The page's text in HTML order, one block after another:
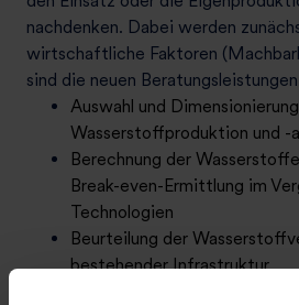
nachdenken. Dabei werden
wirtschaftliche Faktoren
sind die neuen
Auswahl und
Wasserstoffproduktion und -
Berechnung der
Break-even-Ermittlung im
Technologien
Beurteilung der
bestehender Infrastruktur
Bestimmung der